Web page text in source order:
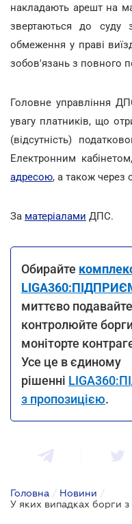
накладають арешт на
звертаються до суду
обмеження у праві
зобов'язань з повного
Головне управління
увагу платників, що
(відсутність)
Електронним
адресою, а також через
За матеріалами ДПС.
Обирайте
миттєво
контролюйте
моніторте
Усе це в єдиному
рішенні
з пропозицією.
Головна / Новини /